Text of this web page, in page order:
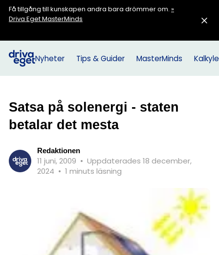
Få tillgång till kunskapen andra bara drömmer om. »
Driva Eget MasterMinds
Nyheter Tips & Guider MasterMinds
Satsa på solenergi - staten
betalar det mesta
Redaktionen
11 juni, 2009 • Uppdaterades 18 december,
2024 • 1 minuts läsning